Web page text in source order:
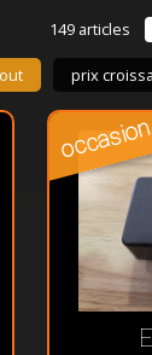
149 articles
prix
occasion